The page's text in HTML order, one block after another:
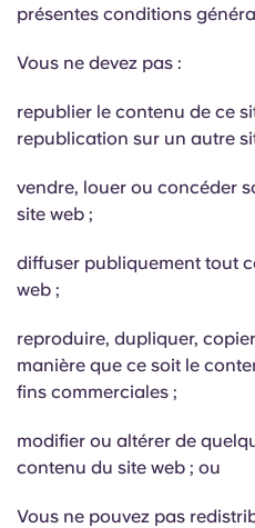
French
présentes conditions
Vous ne devez pas :
republier le contenu de ce
republication sur un autre
vendre, louer ou concéder
site web ;
diffuser publiquement tout
web ;
reproduire, dupliquer,
manière que ce soit le
fins commerciales ;
modifier ou altérer de
contenu du site web ; ou
Vous ne pouvez pas